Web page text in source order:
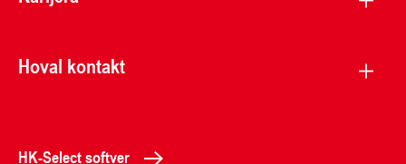
Hoval kontakt
HK-Select softver